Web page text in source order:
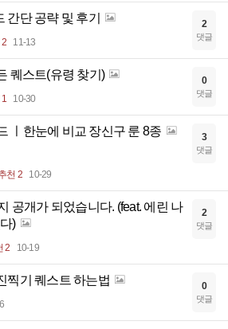
간단 공략 및 후기
2 11-13
2
댓글
퀘스트(유령 찾기)
1 10-30
0
댓글
ㅣ한눈에 비교 장신구 룬 8종
천 2 10-29
3
댓글
공개가 되었습니다. (feat. 에린 나
)
2 10-19
2
댓글
찍기 퀘스트 하는법 0
댓글